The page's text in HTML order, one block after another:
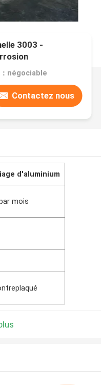
3003 -
négociable
Contactez nous
d'aluminium
mois